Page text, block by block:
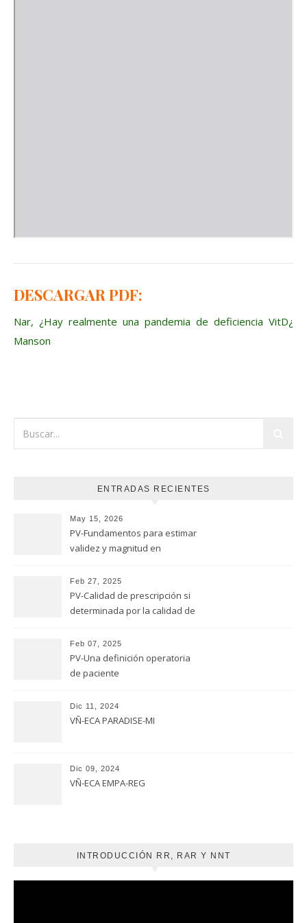
DESCARGAR PDF:
Nar, ¿Hay realmente una pandemia de deficiencia VitD¿
Manson
ENTRADAS RECIENTES
May 15, 2026
PV-Fundamentos para estimar
validez y magnitud en
Feb 27, 2025
PV-Calidad de prescripción si
determinada por la calidad de
Feb 07, 2025
PV-Una definición operatoria
de paciente
Dic 11, 2024
VÑ-ECA PARADISE-MI
Dic 09, 2024
VÑ-ECA EMPA-REG
INTRODUCCIÓN RR, RAR Y NNT